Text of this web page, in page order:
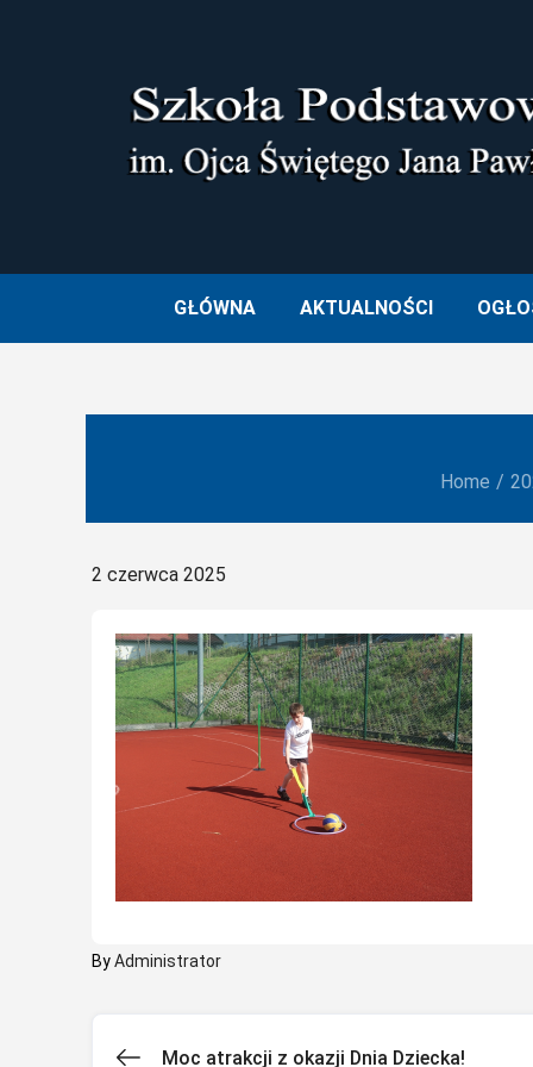
SZKOŁA
GŁÓWNA AKTUALNOŚCI
Home
Posted
2 czerwca 2025
ByAdministrator
Moc atrakcji z okazji Dnia Dziecka!